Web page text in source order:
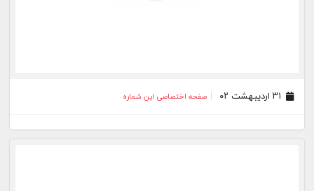
صفحه اختصاصی این شماره